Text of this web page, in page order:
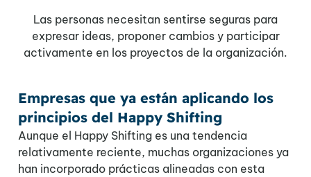
Las personas necesitan sentirse seguras para
expresar ideas, proponer cambios y participar
activamente en los proyectos de la organización.
Empresas que ya están aplicando los
principios del Happy Shifting
Aunque el Happy Shifting es una tendencia
relativamente reciente, muchas organizaciones ya
han incorporado prácticas alineadas con esta